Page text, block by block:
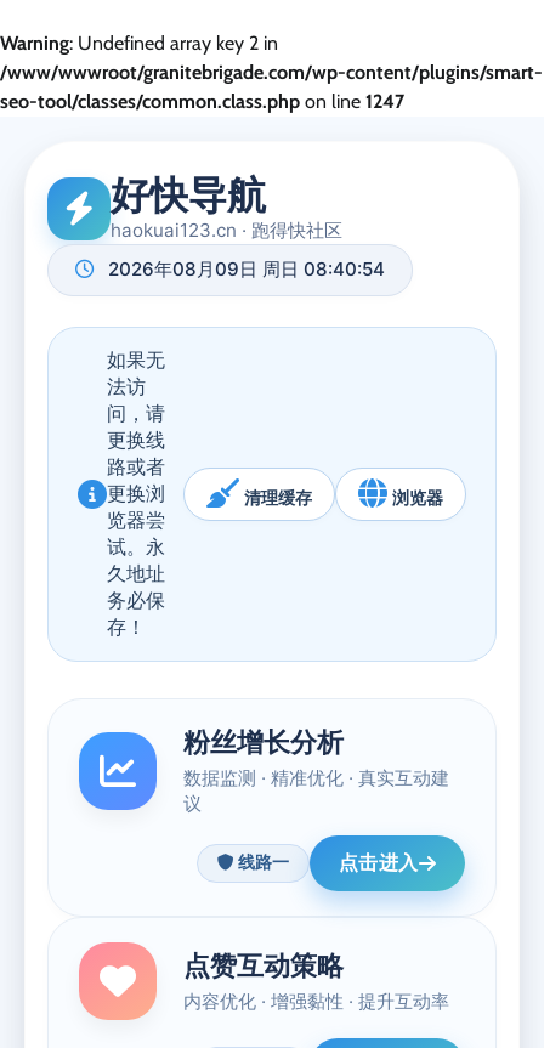
Warning: Undefined array key 2 in
/www/wwwroot/granitebrigade.com/wp-content/plugins/smart-
seo-tool/classes/common.class.php on line 1247